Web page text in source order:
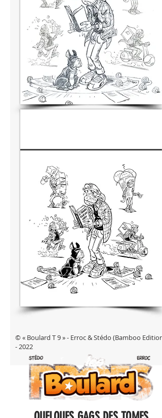
© « Boulard T 9 » - Erroc & Stédo (Bamboo Edition)
- 2022